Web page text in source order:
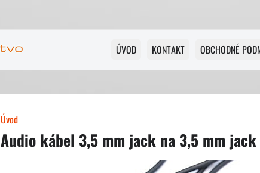
ÚVOD KONTAKT OBCHODNÉ
Úvod
Audio kábel 3,5 mm jack na 3,5 mm